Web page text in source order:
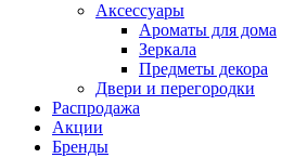
Аксессуары
Ароматы для дома
Зеркала
Предметы декора
Двери и перегородки
Распродажа
Акции
Бренды